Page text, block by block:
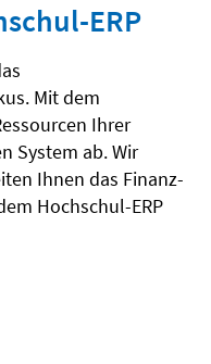
ERP
Mit dem
Ihrer
System ab. Wir
Ihnen das Finanz-
Hochschul-ERP